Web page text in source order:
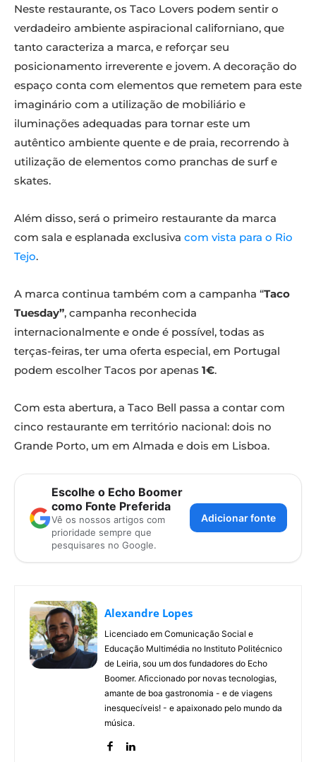
Neste restaurante, os Taco Lovers podem sentir o
verdadeiro ambiente aspiracional californiano, que
tanto caracteriza a marca, e reforçar seu
posicionamento irreverente e jovem. A decoração do
espaço conta com elementos que remetem para este
imaginário com a utilização de mobiliário e
iluminações adequadas para tornar este um
autêntico ambiente quente e de praia, recorrendo à
utilização de elementos como pranchas de surf e
skates.
Além disso, será o primeiro restaurante da marca
com sala e esplanada exclusiva com vista para o Rio
Tejo.
A marca continua também com a campanha “Taco
Tuesday”, campanha reconhecida
internacionalmente e onde é possível, todas as
terças-feiras, ter uma oferta especial, em Portugal
podem escolher Tacos por apenas 1€.
Com esta abertura, a Taco Bell passa a contar com
cinco restaurante em território nacional: dois no
Grande Porto, um em Almada e dois em Lisboa.
Escolhe o Echo Boomer
como Fonte Preferida
Vê os nossos artigos com
prioridade sempre que
pesquisares no Google.
Adicionar fonte
Alexandre Lopes
Licenciado em Comunicação Social e
Educação Multimédia no Instituto Politécnico
de Leiria, sou um dos fundadores do Echo
Boomer. Aficcionado por novas tecnologias,
amante de boa gastronomia - e de viagens
inesquecíveis! - e apaixonado pelo mundo da
música.